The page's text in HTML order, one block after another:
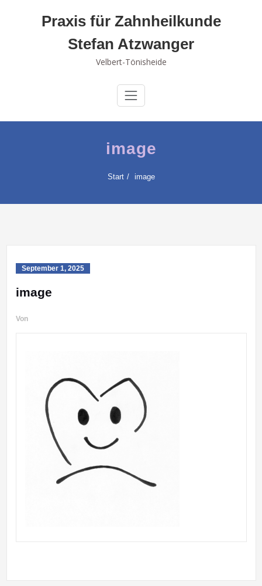
Praxis für Zahnheilkunde
Stefan Atzwanger
Velbert-Tönisheide
image
Start image
September 1, 2025
image
Von